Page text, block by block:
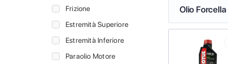
Frizione
Estremità Superiore
Estremità Inferiore
Paraolio Motore
Olio Forcella